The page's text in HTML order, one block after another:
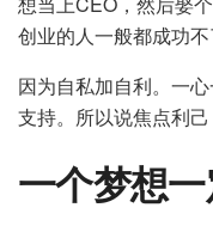
创业的人一般都成功
因为自私加自利。一
支持。所以说焦点利
一个梦想